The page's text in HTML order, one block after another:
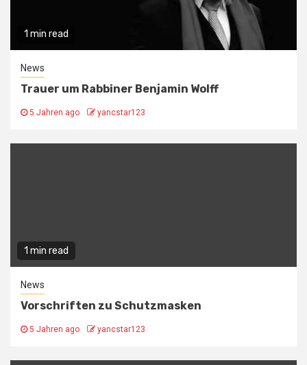
1 min read
News
Trauer um Rabbiner Benjamin Wolff
5 Jahren ago yancstar123
1 min read
News
Vorschriften zu Schutzmasken
5 Jahren ago yancstar123